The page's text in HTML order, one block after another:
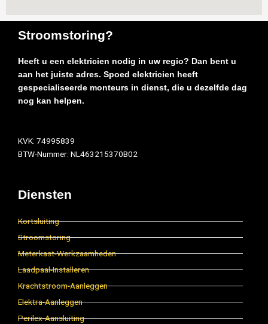
Stroomstoring?
Heeft u een elektricien nodig in uw regio? Dan bent u
aan het juiste adres. Spoed elektricien heeft
gespecialiseerde monteurs in dienst, die u dezelfde dag
nog kan helpen.
KVK: 74995839
BTW-Nummer: NL463215370B02
Diensten
Kortsluiting
Stroomstoring
Meterkast-Werkzaamheden
Laadpaal-Installeren
Krachtstroom-Aanleggen
Elektra-Aanleggen
Perilex-Aansluiting